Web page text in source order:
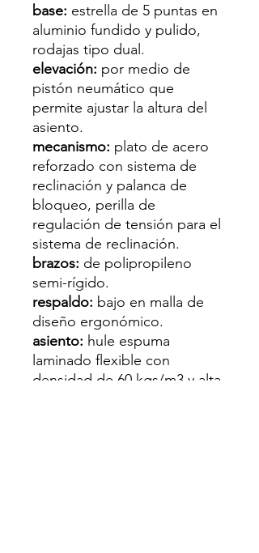
base: estrella de 5 puntas en
aluminio fundido y pulido,
rodajas tipo dual.
elevación: por medio de
pistón neumático que
permite ajustar la altura del
asiento.
mecanismo: plato de acero
reforzado con sistema de
reclinación y palanca de
bloqueo, perilla de
regulación de tensión para el
sistema de reclinación.
brazos: de polipropileno
semi-rígido.
respaldo: bajo en malla de
diseño ergonómico.
asiento: hule espuma
laminado flexible con
densidad de 60 kgs/m3 y alta